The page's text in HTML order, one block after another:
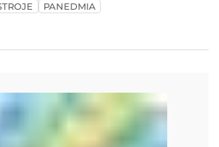
PANEDMIA